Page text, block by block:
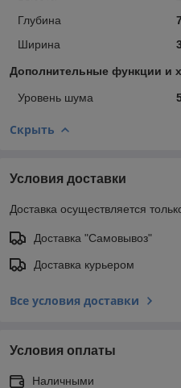
Глубина
Ширина
Дополнительные функции и
Уровень шума
Скрыть
Условия доставки
Доставка осуществляется
Доставка "Самовывоз"
Доставка курьером
Все условия доставки
Условия оплаты
Наличными